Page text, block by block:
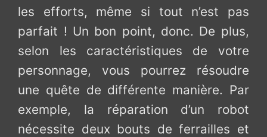
les efforts, même si tout n’est pas
parfait ! Un bon point, donc. De plus,
selon les caractéristiques de votre
personnage, vous pourrez résoudre
une quête de différente manière. Par
exemple, la réparation d’un robot
nécessite deux bouts de ferrailles et